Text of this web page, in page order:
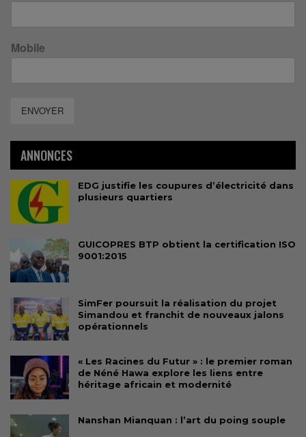
Mobile
ENVOYER
ANNONCES
EDG justifie les coupures d’électricité dans
plusieurs quartiers
GUICOPRES BTP obtient la certification ISO
9001:2015
SimFer poursuit la réalisation du projet
Simandou et franchit de nouveaux jalons
opérationnels
« Les Racines du Futur » : le premier roman
de Néné Hawa explore les liens entre
héritage africain et modernité
Nanshan Mianquan : l’art du poing souple